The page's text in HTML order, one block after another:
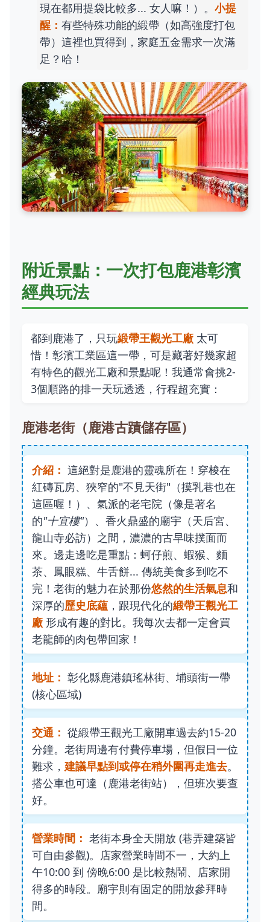
現在都用提袋比較多... 女人嘛！）。 小提
醒： 有些特殊功能的緞帶（如高強度打包
帶）這裡也買得到，家庭五金需求一次滿
足？哈！
附近景點：一次打包鹿港彰濱
經典玩法
都到鹿港了，只玩緞帶王觀光工廠 太可
惜！彰濱工業區這一帶，可是藏著好幾家超
有特色的觀光工廠和景點呢！我通常會挑2-
3個順路的排一天玩透透，行程超充實：
鹿港老街（鹿港古蹟儲存區）
介紹： 這絕對是鹿港的靈魂所在！穿梭在
紅磚瓦房、狹窄的"不見天街"（摸乳巷也在
這區喔！）、氣派的老宅院（像是著名
的"十宜樓"）、香火鼎盛的廟宇（天后宮、
龍山寺必訪）之間，濃濃的古早味撲面而
來。邊走邊吃是重點：蚵仔煎、蝦猴、麵
茶、鳳眼糕、牛舌餅... 傳統美食多到吃不
完！老街的魅力在於那份悠然的生活氣息和
深厚的歷史底蘊 ，跟現代化的緞帶王觀光工
廠 形成有趣的對比。我每次去都一定會買
老龍師的肉包帶回家！
地址： 彰化縣鹿港鎮瑤林街、埔頭街一帶
(核心區域)
交通： 從緞帶王觀光工廠開車過去約15-20
分鐘。老街周邊有付費停車場，但假日一位
難求， 建議早點到或停在稍外圍再走進去。
搭公車也可達（鹿港老街站），但班次要查
好。
營業時間： 老街本身全天開放 (巷弄建築皆
可自由參觀)。店家營業時間不一，大約上
午10:00 到 傍晚6:00 是比較熱鬧、店家開
得多的時段。廟宇則有固定的開放參拜時
間。